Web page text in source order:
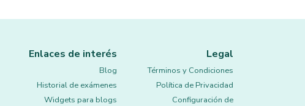
Enlaces de interés
Blog
Historial de exámenes
Widgets para blogs
Legal
Términos y Condiciones
Política de Privacidad
Configuración de